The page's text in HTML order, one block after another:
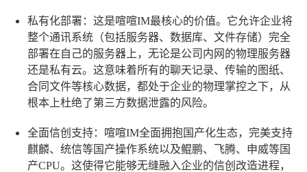
私有化部署：这是喧喧IM最核心的价值。它允许企业将
整个通讯系统（包括服务器、数据库、文件存储）完全
部署在自己的服务器上，无论是公司内网的物理服务器
还是私有云。这意味着所有的聊天记录、传输的图纸、
合同文件等核心数据，都处于企业的物理掌控之下，从
根本上杜绝了第三方数据泄露的风险。
全面信创支持：喧喧IM全面拥抱国产化生态，完美支持
麒麟、统信等国产操作系统以及鲲鹏、飞腾、申威等国
产CPU。这使得它能够无缝融入企业的信创改造进程，